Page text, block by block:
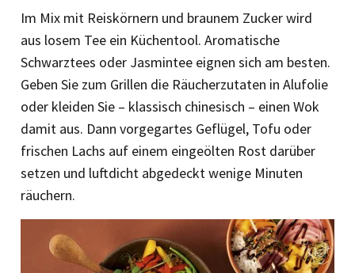
Im Mix mit Reiskörnern und braunem Zucker wird
aus ­losem Tee ein Küchentool. Aromatische
Schwarztees oder Jasmintee eignen sich am besten.
Geben Sie zum Grillen die Räucherzutaten in Alufolie
oder kleiden Sie – klassisch chinesisch – einen Wok
damit aus. Dann vorgegartes Geflügel, Tofu oder
frischen Lachs auf einem eingeölten Rost darüber
setzen und luftdicht abgedeckt wenige ­Minuten
räuchern.